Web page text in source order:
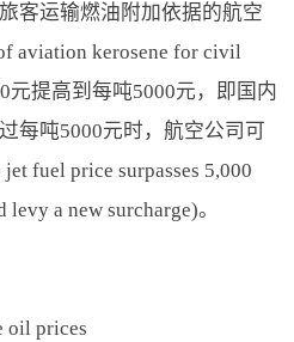
客运输燃油附加依据的航空
aviation kerosene for civil
元提高到每吨5000元，即国内
每吨5000元时，航空公司可
fuel price surpasses 5,000
a new surcharge)。
oil prices